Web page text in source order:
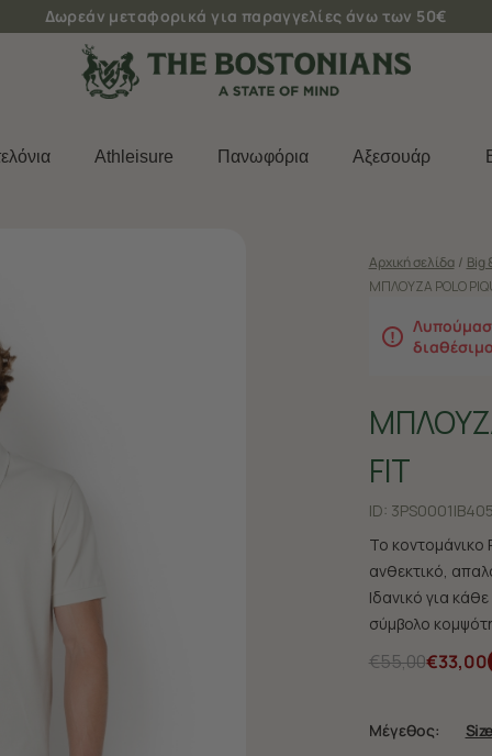
Δωρεάν μεταφορικά για παραγγελίες άνω των 50€
Athleisure Πανωφόρια Aξεσουάρ
Αρχική σελίδα / Big
ΜΠΛΟΥΖΑ POLO
FIT
ID:
Το κοντομάνικο
ανθεκτικό,
Ιδανικό για
σύμβολο
€55,00€33,00
Μέγεθος: